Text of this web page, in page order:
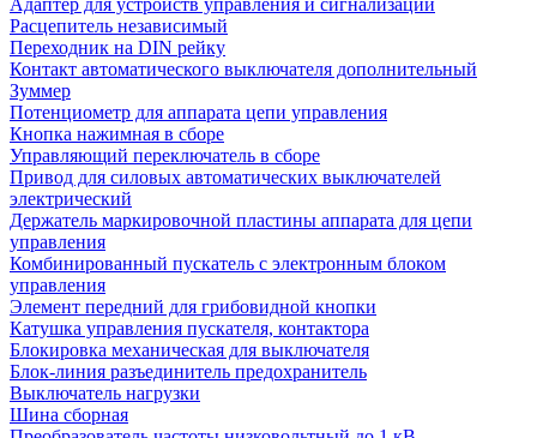
Адаптер для устройств управления и сигнализации
Расцепитель независимый
Переходник на DIN рейку
Контакт автоматического выключателя дополнительный
Зуммер
Потенциометр для аппарата цепи управления
Кнопка нажимная в сборе
Управляющий переключатель в сборе
Привод для силовых автоматических выключателей
электрический
Держатель маркировочной пластины аппарата для цепи
управления
Комбинированный пускатель с электронным блоком
управления
Элемент передний для грибовидной кнопки
Катушка управления пускателя, контактора
Блокировка механическая для выключателя
Блок-линия разъединитель предохранитель
Выключатель нагрузки
Шина сборная